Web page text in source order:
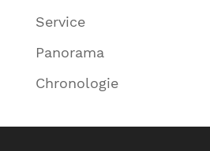
Service
Panorama
Chronologie